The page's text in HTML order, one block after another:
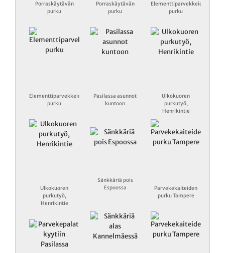
Porraskäytävän
purku
Porraskäytävän
purku
Elementtiparvekkeiden
purku
Elementtiparvekkeiden
purku
Pasilassa asunnot
kuntoon
Ulkokuoren
purkutyö,
Henrikintie
Ulkokuoren
purkutyö,
Henrikintie
Sänkkäriä pois
Espoossa
Parvekekaiteiden
purku Tampere